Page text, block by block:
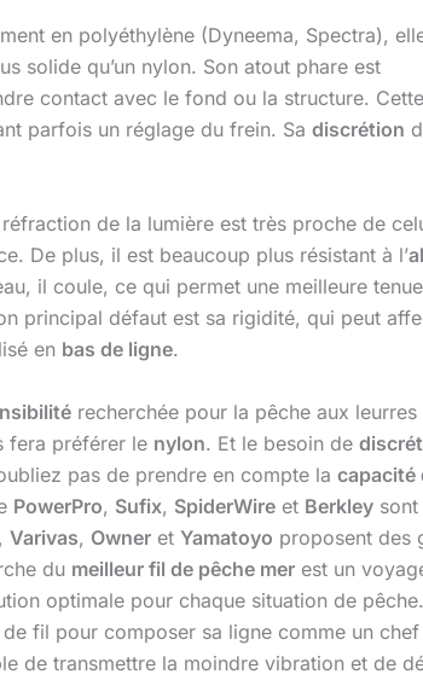
en polyéthylène (Dyneema, Spectra),
solide qu’un nylon. Son atout phare est
contact avec le fond ou la structure.
parfois un réglage du frein. Sa discrétion
de la lumière est très proche de
De plus, il est beaucoup plus résistant à l’
il coule, ce qui permet une meilleure
principal défaut est sa rigidité, qui peut
en bas de ligne.
recherchée pour la pêche aux
fera préférer le nylon. Et le besoin de
pas de prendre en compte la capacité
PowerPro, Sufix, SpiderWire et Berkley
, Varivas, Owner et Yamatoyo proposent des
du meilleur fil de pêche mer est un
optimale pour chaque situation de
fil pour composer sa ligne comme un chef
de transmettre la moindre vibration et de